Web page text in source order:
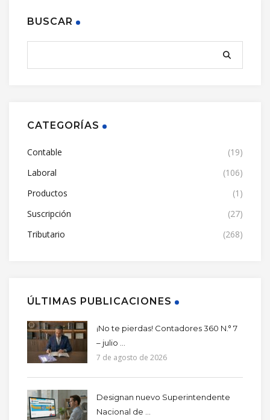
BUSCAR
CATEGORÍAS
Contable
(19)
Laboral
(106)
Productos
(1)
Suscripción
(27)
Tributario
(268)
ÚLTIMAS PUBLICACIONES
¡No te pierdas! Contadores 360 N.° 7
– julio ...
7 de agosto de 2026
Designan nuevo Superintendente
Nacional de ...